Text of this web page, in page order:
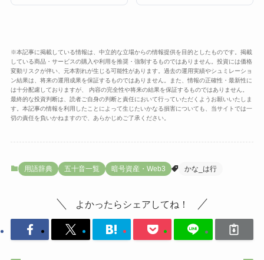
※本記事に掲載している情報は、中立的な立場からの情報提供を目的としたものです。掲載
している商品・サービスの購入や利用を推奨・強制するものではありません。投資には価格
変動リスクが伴い、元本割れが生じる可能性があります。過去の運用実績やシュミレーショ
ン結果は、将来の運用成果を保証するものではありません。また、情報の正確性・最新性に
は十分配慮しておりますが、 内容の完全性や将来の結果を保証するものではありません。
最終的な投資判断は、読者ご自身の判断と責任において行っていただくようお願いいたしま
す。本記事の情報を利用したことによって生じたいかなる損害についても、当サイトでは一
切の責任を負いかねますので、あらかじめご了承ください。
用語辞典 五十音一覧 暗号資産・Web3 かな_は行
よかったらシェアしてね！